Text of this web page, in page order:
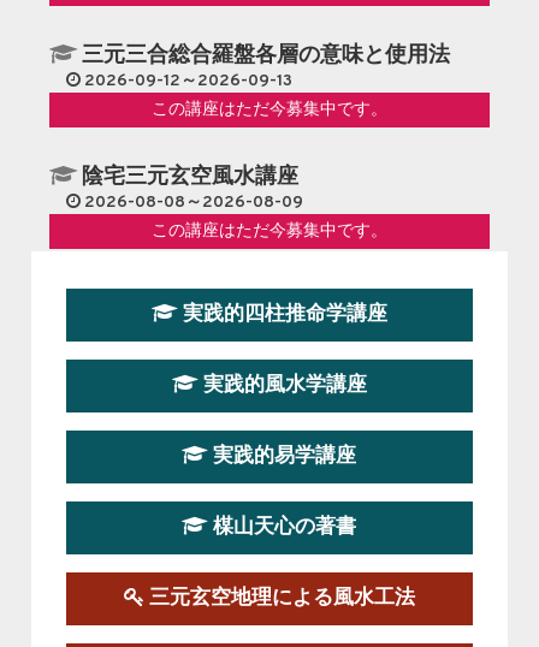
三元三合総合羅盤各層の意味と使用法
2026-09-12～2026-09-13
この講座はただ今募集中です。
陰宅三元玄空風水講座
2026-08-08～2026-08-09
この講座はただ今募集中です。
第１９期立命塾『実践的易学講座』
2026-08-22～2026-10-25
第19期立命塾実践的四柱推命学講座
2026-03-20～2026-07-19
第１９期立命塾実践的風水学講座
この講座の募集は終了しました。
実践的四柱推命学講座
実践的風水学講座
実践的易学講座
楳山天心の著書
三元玄空地理による風水工法